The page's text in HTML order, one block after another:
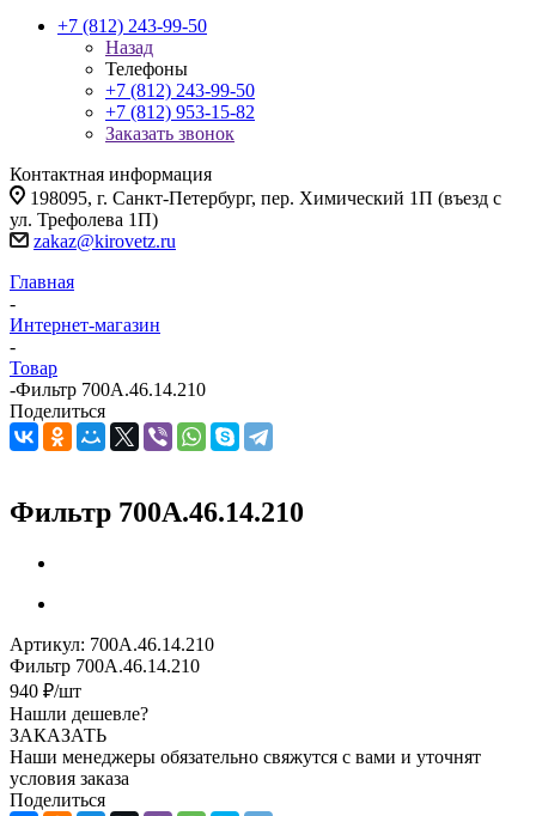
+7 (812) 243-99-50
Назад
Телефоны
+7 (812) 243-99-50
+7 (812) 953-15-82
Заказать звонок
Контактная информация
198095, г. Санкт-Петербург, пер. Химический 1П (въезд с
ул. Трефолева 1П)
zakaz@kirovetz.ru
Главная
-
Интернет-магазин
-
Товар
-Фильтр 700А.46.14.210
Поделиться
Фильтр 700А.46.14.210
Артикул: 700А.46.14.210
Фильтр 700А.46.14.210
940 ₽/шт
Нашли дешевле?
ЗАКАЗАТЬ
Наши менеджеры обязательно свяжутся с вами и уточнят
условия заказа
Поделиться